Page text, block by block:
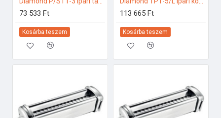
73 533 Ft
Kosárba teszem
113 665 Ft
Kosárba teszem